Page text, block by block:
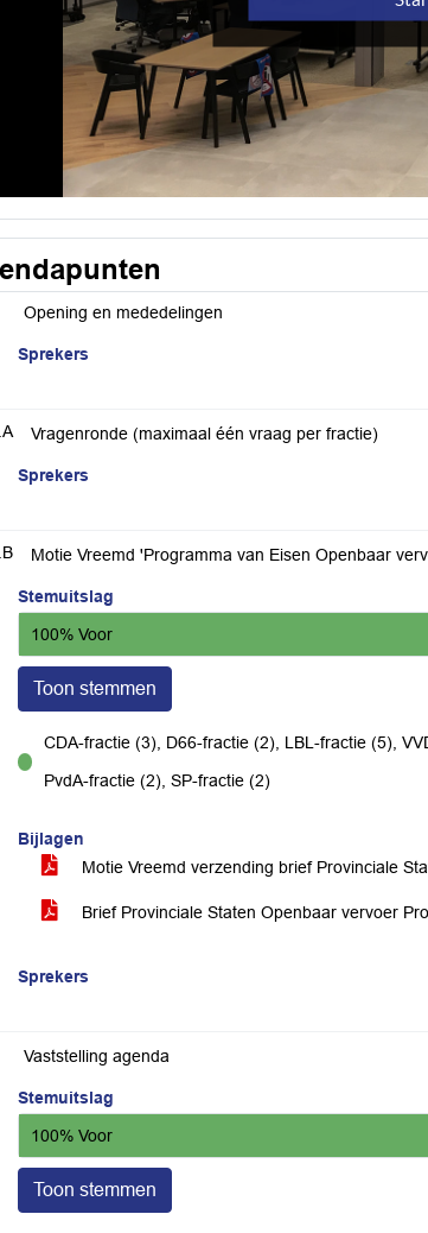
Opening en mededelingen
Sprekers
Vragenronde (maximaal één vraag per fractie)
Sprekers
Motie Vreemd 'Programma van Eisen Openbaar
Stemuitslag
100% Voor
Toon stemmen
voor
CDA-fractie (3), D66-fractie (2), LBL-fractie (5),
PvdA-fractie (2), SP-fractie (2)
Bijlagen
Motie Vreemd verzending brief Provinciale
Brief Provinciale Staten Openbaar vervoer
Sprekers
Vaststelling agenda
Stemuitslag
100% Voor
Toon stemmen